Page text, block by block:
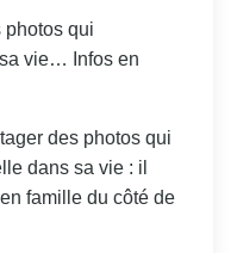
photos qui
vie… Infos en
des photos qui
dans sa vie : il
famille du côté de